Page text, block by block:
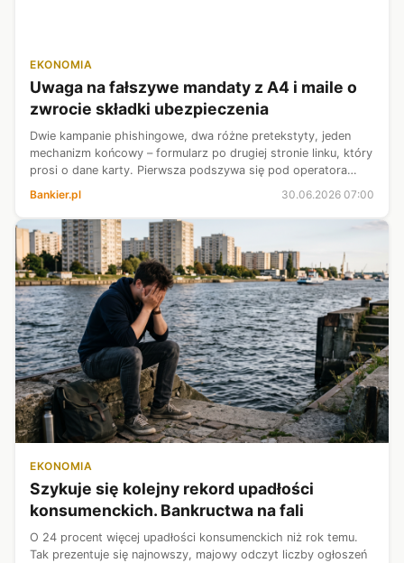
EKONOMIA
Uwaga na fałszywe mandaty z A4 i maile o
zwrocie składki ubezpieczenia
Dwie kampanie phishingowe, dwa różne pretekstyty, jeden
mechanizm końcowy – formularz po drugiej stronie linku, który
prosi o dane karty. Pierwsza podszywa się pod operatora
Bankier.pl 30.06.2026 07:00
EKONOMIA
Szykuje się kolejny rekord upadłości
konsumenckich. Bankructwa na fali
O 24 procent więcej upadłości konsumenckich niż rok temu.
Tak prezentuje się najnowszy, majowy odczyt liczby ogłoszeń